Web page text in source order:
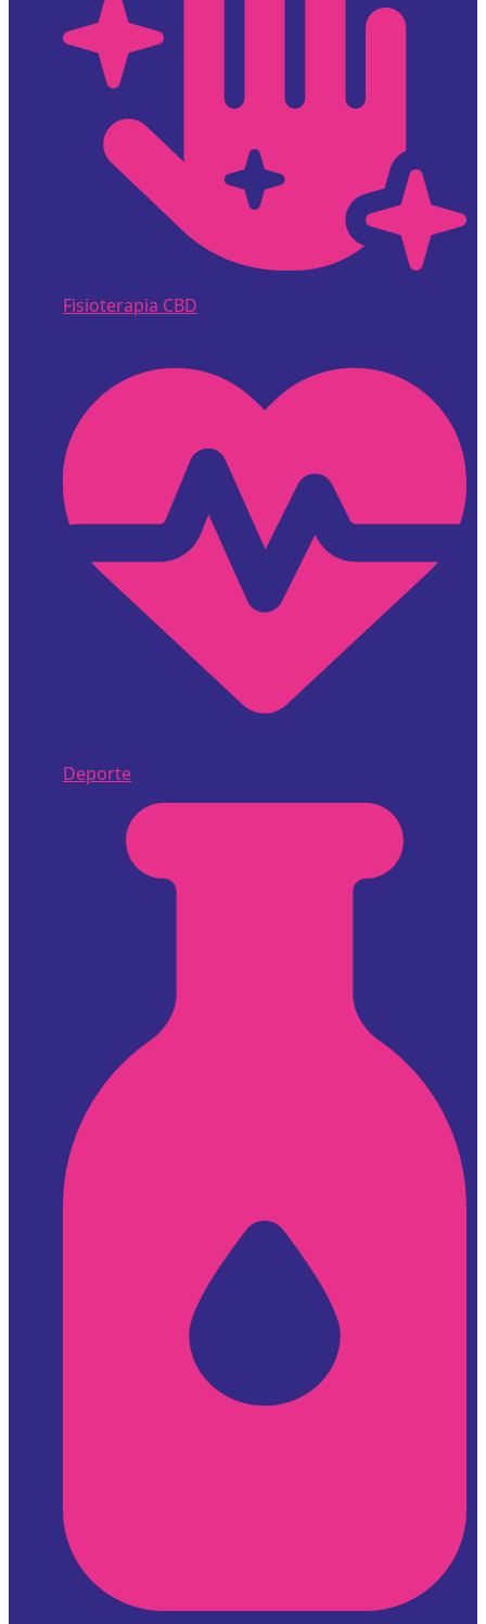
Fisioterapia CBD
Deporte